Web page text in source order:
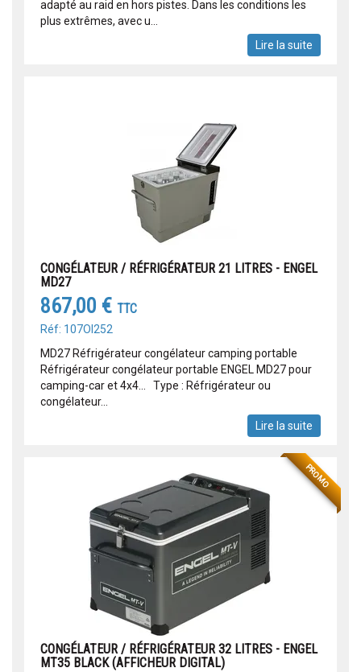
adapté au raid en hors pistes. Dans les conditions les
plus extrêmes, avec u...
Lire la suite
CONGÉLATEUR / RÉFRIGÉRATEUR 21 LITRES - ENGEL
MD27
867,00 € TTC
Réf: 107OI252
MD27 Réfrigérateur congélateur camping portable
Réfrigérateur congélateur portable ENGEL MD27 pour
camping-car et 4x4... Type : Réfrigérateur ou
congélateur...
Lire la suite
PROMO
CONGÉLATEUR / RÉFRIGÉRATEUR 32 LITRES - ENGEL
MT35 BLACK (AFFICHEUR DIGITAL)